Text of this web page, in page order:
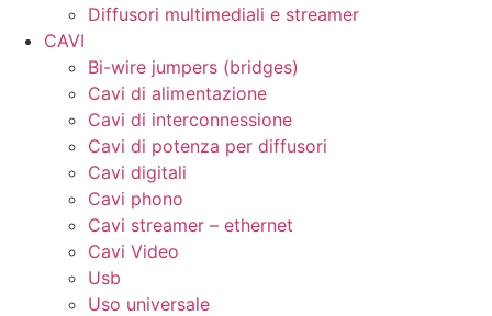
Diffusori multimediali e streamer
CAVI
Bi-wire jumpers (bridges)
Cavi di alimentazione
Cavi di interconnessione
Cavi di potenza per diffusori
Cavi digitali
Cavi phono
Cavi streamer – ethernet
Cavi Video
Usb
Uso universale